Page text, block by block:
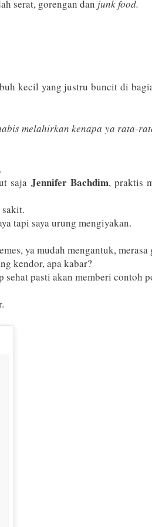
serat, gorengan dan junk food.
kecil yang justru buncit di
melahirkan kenapa ya rata-
saja Jennifer Bachdim, praktis
tapi saya urung mengiyakan.
ya mudah mengantuk,
kendor, apa kabar?
pasti akan memberi contoh